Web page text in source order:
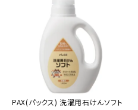
PAX(パックス) 洗濯用石けんソフト